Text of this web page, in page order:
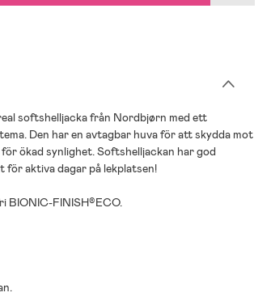
softshelljacka från Nordbjørn med ett
Den har en avtagbar huva för att skydda mot
ökad synlighet. Softshelljackan har god
för aktiva dagar på lekplatsen!
BIONIC-FINISH®ECO.